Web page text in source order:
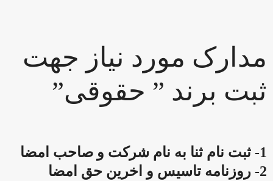
مدارک مورد نیاز جهت
ثبت برند ” حقوقی”
1- ثبت نام ثنا به نام شرکت و صاحب امضا
2- روزنامه تاسیس و اخرین حق امضا